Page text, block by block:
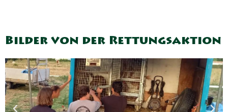
Bilder von der Rettungsaktion